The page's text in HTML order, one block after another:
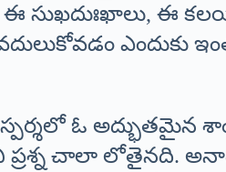
ఈ సుఖదుఃఖాలు, ఈ
ఎందుకు
ఓ అద్భుతమైన
ప్రశ్న చాలా లోతైనది.